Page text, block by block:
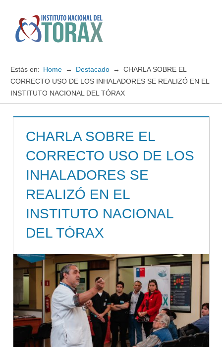
contenido
Instituto
del
TORAX
Estás en: Home Destacado
CHARLA SOBRE EL
CORRECTO USO DE LOS INHALADORES SE REALIZÓ EN EL
INSTITUTO NACIONAL DEL TÓRAX
CHARLA SOBRE EL
CORRECTO USO DE LOS
INHALADORES SE
REALIZÓ EN EL
INSTITUTO NACIONAL
DEL TÓRAX